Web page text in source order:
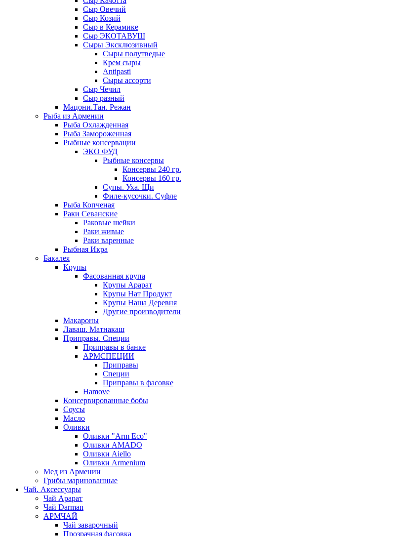
Сыр Овечий
Сыр Козий
Сыр в Керамике
Сыр ЭКОТАВУШ
Сыры Эксклюзивный
Сыры полутведые
Крем сыры
Antipasti
Сыры ассорти
Сыр Чечил
Сыр разный
Мацони.Тан. Режан
Рыба из Армении
Рыба Охлажденная
Рыба Замороженная
Рыбные консервации
ЭКО ФУД
Рыбные консервы
Консервы 240 гр.
Консервы 160 гр.
Супы. Уха. Щи
Филе-кусочки. Суфле
Рыба Копченая
Раки Севанские
Раковые шейки
Раки живые
Раки варенные
Рыбная Икра
Бакалея
Крупы
Фасованная крупа
Крупы Арарат
Крупы Нат Продукт
Крупы Наша Деревня
Другие производители
Макароны
Лаваш. Матнакаш
Приправы. Специи
Приправы в банке
АРМСПЕЦИИ
Приправы
Специи
Приправы в фасовке
Hamove
Консервированные бобы
Соусы
Масло
Оливки
Оливки "Arm Eco"
Оливки AMADO
Оливки Aiello
Оливки Armenium
Мед из Армении
Грибы маринованные
Чай. Аксессуары
Чай Арарат
Чай Darman
АРМЧАЙ
Чай заварочный
Прозрачная фасовка